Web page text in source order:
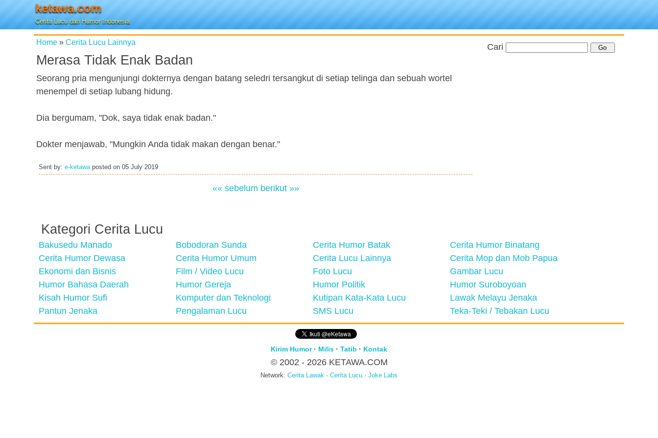
ketawa.com
Cerita Lucu dan Humor Indonesia
Home » Cerita Lucu Lainnya
Merasa Tidak Enak Badan
Seorang pria mengunjungi dokternya dengan batang seledri tersangkut di setiap telinga dan sebuah wortel
menempel di setiap lubang hidung.
Dia bergumam, "Dok, saya tidak enak badan."
Dokter menjawab, "Mungkin Anda tidak makan dengan benar."
Sent by: e-ketawaposted on 05 July 2019
«« sebelum berikut »»
Cari
Kategori Cerita Lucu
Bakusedu Manado Bobodoran Sunda Cerita Humor Batak
Cerita Humor Binatang
Cerita Humor Dewasa
Cerita Humor Umum Cerita Lucu Lainnya
Cerita Mop dan Mob Papua
Ekonomi dan Bisnis
Film / Video Lucu Foto Lucu
Gambar Lucu
Humor Bahasa Daerah
Humor Gereja Humor Politik
Humor Suroboyoan
Kisah Humor Sufi
Komputer dan Teknologi Kutipan Kata-Kata Lucu
Lawak Melayu Jenaka
Pantun Jenaka
Pengalaman Lucu SMS Lucu Teka-Teki / Tebakan Lucu
Kirim Humor· Milis · Tatib · Kontak
© 2002 - 2026 KETAWA.COM
Network: Cerita Lawak · Cerita Lucu · Joke Labs